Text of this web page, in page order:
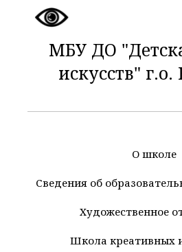
МБУ ДО
искусств"
О школе
Сведения об
Художественное
Школа креативных